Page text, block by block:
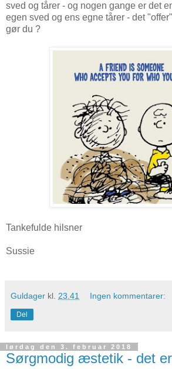
sved og tårer - og nogen gange er det
egen sved og ens egne tårer - det
gør du ?
Tankefulde hilsner
Sussie
Guldager kl. 23.41 Ingen kommentarer:
Del
lørdag den 3. februar 2018
Sørgmodig æstetik - det